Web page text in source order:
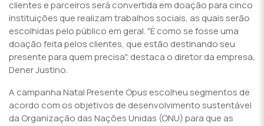
clientes e parceiros será convertida em doação para cinco
instituições que realizam trabalhos sociais, as quais serão
escolhidas pelo público em geral. "É como se fosse uma
doação feita pelos clientes, que estão destinando seu
presente para quem precisa", destaca o diretor da empresa,
Dener Justino.
A campanha Natal Presente Opus escolheu segmentos de
acordo com os objetivos de desenvolvimento sustentável
da Organização das Nações Unidas (ONU) para que as